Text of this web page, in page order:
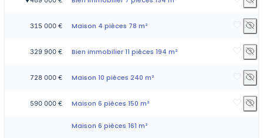
315 000 € Maison 4 pièces 78 m²
329 900 € Bien immobilier 11 pièces 194 m²
728 000 € Maison 10 pièces 240 m²
590 000 € Maison 6 pièces 150 m²
Maison 6 pièces 161 m²